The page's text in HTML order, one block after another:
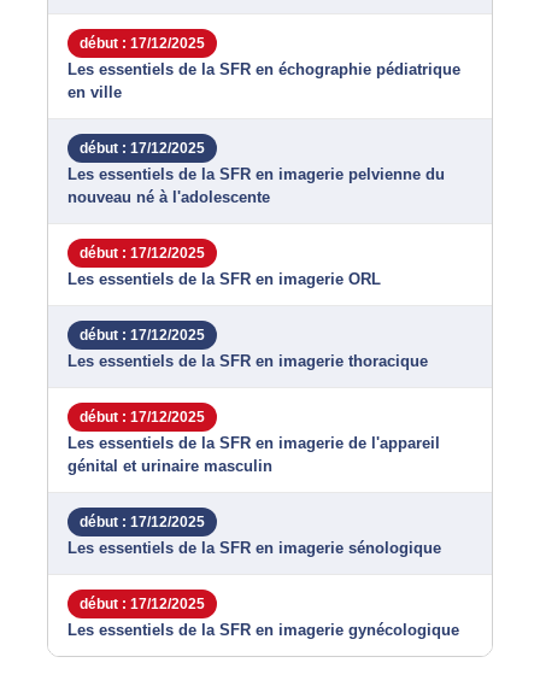
début : 17/12/2025
Les essentiels de la SFR en échographie pédiatrique
en ville
début : 17/12/2025
Les essentiels de la SFR en imagerie pelvienne du
nouveau né à l'adolescente
début : 17/12/2025
Les essentiels de la SFR en imagerie ORL
début : 17/12/2025
Les essentiels de la SFR en imagerie thoracique
début : 17/12/2025
Les essentiels de la SFR en imagerie de l'appareil
génital et urinaire masculin
début : 17/12/2025
Les essentiels de la SFR en imagerie sénologique
début : 17/12/2025
Les essentiels de la SFR en imagerie gynécologique